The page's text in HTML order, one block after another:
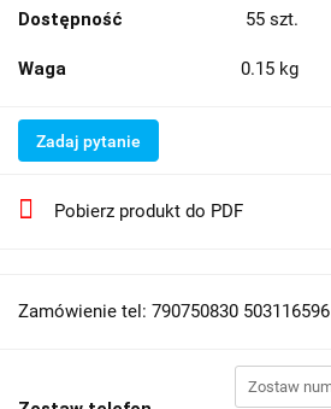
Dostępność 55 szt.
Waga 0.15 kg
Zadaj pytanie
Pobierz produkt do PDF
Zamówienie tel: 790750830 503116596